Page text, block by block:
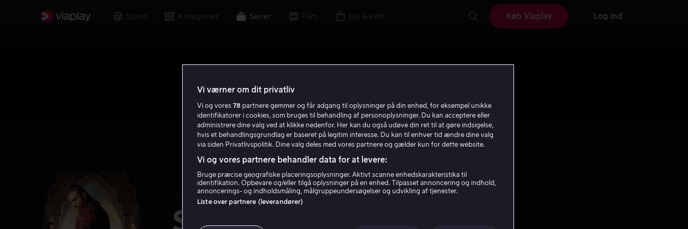
Sport Kategorier Serier Film Lej & køb Køb Viaplay Log ind
Sandokan: The Pirate
Vi værner om dit privatliv
Vi og vores 78 partnere gemmer og får adgang til oplysninger på din enhed, for eksempel unikke
identifikatorer i cookies, som bruges til behandling af personoplysninger. Du kan acceptere eller
administrere dine valg ved at klikke nedenfor. Her kan du også udøve din ret til at gøre indsigelse,
hvis et behandlingsgrundlag er baseret på legitim interesse. Du kan til enhver tid ændre dine valg
via siden Privatlivspolitik. Dine valg deles med vores partnere og gælder kun for dette website.
Vi og vores partnere behandler data for at levere:
Bruge præcise geografiske placeringsoplysninger. Aktivt scanne enhedskarakteristika til
identifikation. Opbevare og/eller tilgå oplysninger på en enhed. Tilpasset annoncering og indhold,
annoncerings- og indholdsmåling, målgruppeundersøgelser og udvikling af tjenester.
Liste over partnere (leverandører)